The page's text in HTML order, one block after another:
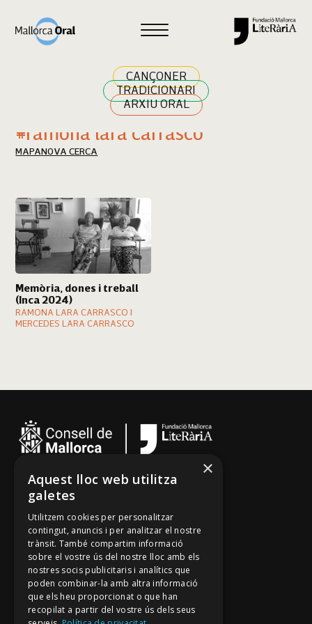
CANÇONER
TRADICIONARI
ARXIU ORAL
Cercar
Resultats cerca
#ramona lara carrasco
MAPA NOVA CERCA
Memòria, dones i treball
(Inca 2024)
RAMONA LARA CARRASCO I
MERCEDES LARA CARRASCO
Cançoner
Tradicionari
Arxiu Oral
Contacte
Segueix-nos
Mallorca Oral, un projecte de
×
Aquest lloc web utilitza
galetes
Utilitzem cookies per personalitzar
contingut, anuncis i per analitzar el nostre
trànsit. També compartim informació
sobre el vostre ús del nostre lloc amb els
nostres socis publicitaris i analítics que
poden combinar-la amb altra informació
que els heu proporcionat o que han
recopilat a partir del vostre ús dels seus